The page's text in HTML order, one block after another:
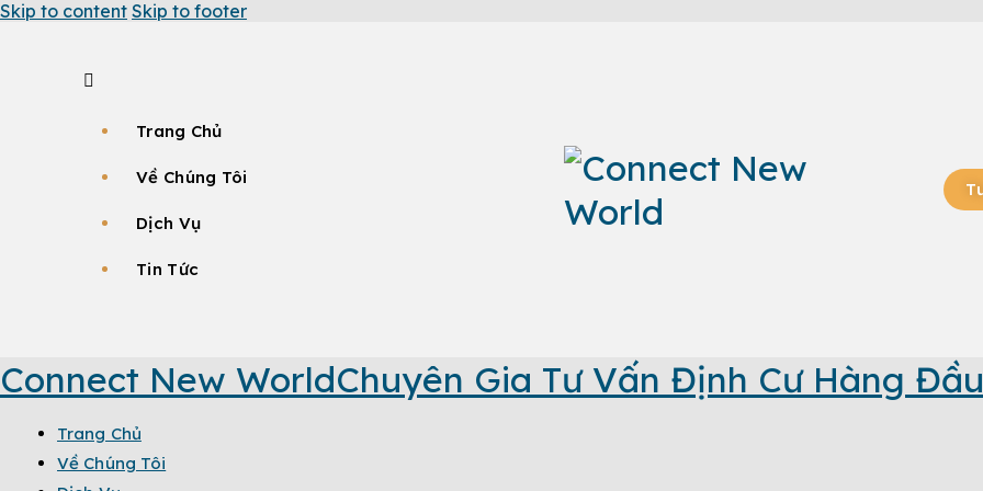
Skip to content Skip to footer
Trang Chủ
Về Chúng Tôi
Dịch Vụ
Tin Tức
Connect New WorldChuyên Gia Tư Vấn Định Cư Hàng
Trang Chủ
Về Chúng Tôi